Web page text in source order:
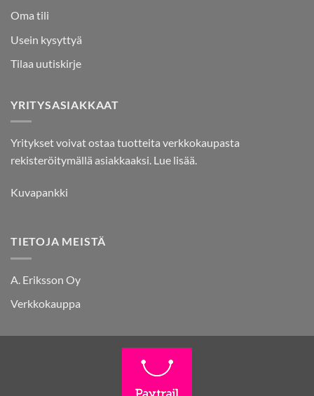
Oma tili
Usein kysyttyä
Tilaa uutiskirje
YRITYSASIAKKAAT
Yritykset voivat ostaa tuotteita verkkokaupasta
rekisteröitymällä asiakkaaksi. Lue lisää.
Kuvapankki
TIETOJA MEISTÄ
A. Eriksson Oy
Verkkokauppa